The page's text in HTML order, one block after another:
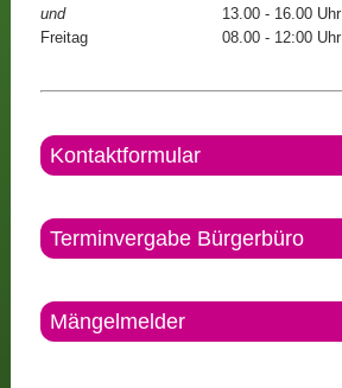
und
13.00 - 16.00 Uhr
Freitag
08.00 - 12:00 Uhr
Kontaktformular
Terminvergabe Bürgerbüro
Mängelmelder